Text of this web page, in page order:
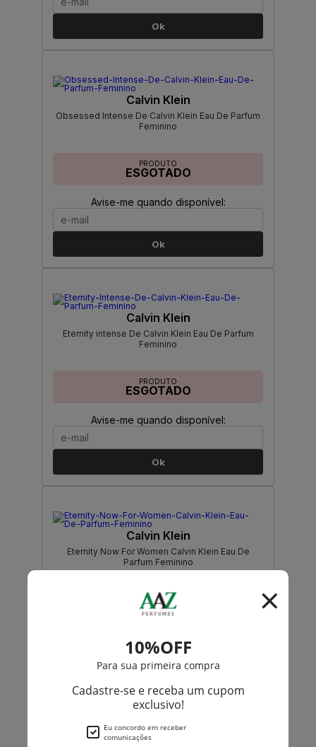
Ok
Calvin Klein
Obsessed Intense De Calvin Klein Eau De Parfum
Feminino
PRODUTO
ESGOTADO
Avise-me quando disponível:
Ok
Calvin Klein
Eternity intense De Calvin Klein Eau De Parfum
Feminino
PRODUTO
ESGOTADO
Avise-me quando disponível:
Ok
Calvin Klein
Eternity Now For Women Calvin Klein Eau De
Parfum Feminino
PRODUTO
ESGOTADO